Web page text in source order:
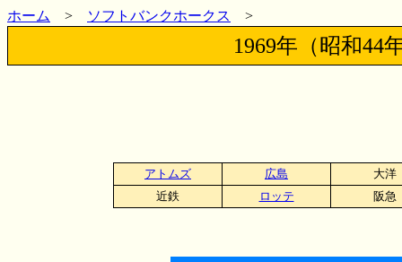
ホーム > ソフトバンクホークス >
1969年（昭和
アトムズ 広島
大洋
近鉄
ロッテ 阪急